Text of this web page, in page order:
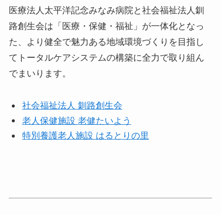
医療法人太平洋記念みなみ病院と社会福祉法人釧
路創生会は「医療・保健・福祉」が一体化となっ
た、より健全で魅力ある地域環境づくりを目指し
てトータルケアシステムの構築に全力で取り組ん
でまいります。
社会福祉法人 釧路創 生会
老人保健施設 老健たいよう
特別養護老人施設 はるとりの里